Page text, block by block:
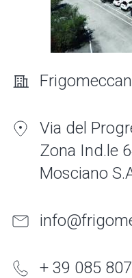
Via del
Zona Ind.le
Mosciano
+ 39 085